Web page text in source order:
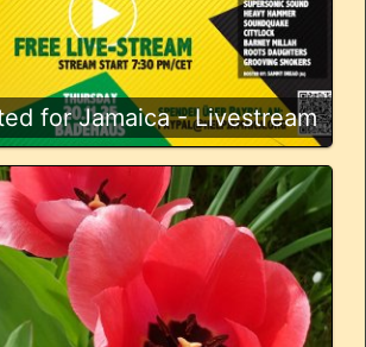
for Jamaica - Livestream